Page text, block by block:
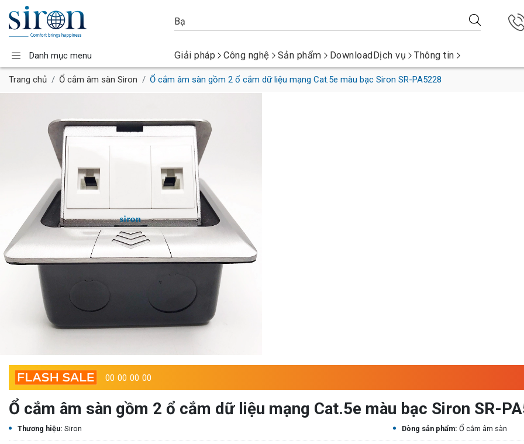
Danh mục menu Giải pháp Công nghệ Sản phẩm DownloadDịch vụ Thông tin
Trang chủ Ổ cắm âm sàn Siron Ổ cắm âm sàn gồm 2 ổ cắm dữ liệu mạng Cat.5e màu bạc Siron SR-PA5228
00 00 00 00
Ổ cắm âm sàn gồm 2 ổ cắm dữ liệu mạng Cat.5e màu bạc Siron SR-
Thương hiệu: Siron Dòng sản phẩm: Ổ cắm âm sàn